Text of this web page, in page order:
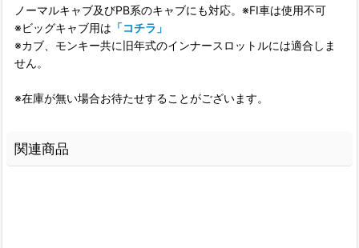
ノーマルキャブ及びPB系のキャブにも対応。※FI車は使用不可
※ビッグキャブ用は 「コチラ」
※カブ、モンキー共に旧年式のインナースロットルには適合しま
せん。
※在庫が無い場合お待たせすることがございます。
関連商品